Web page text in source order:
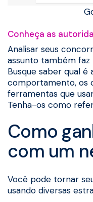
Conheça as
Analisar seus
assunto também
Busque saber qual é
comportamento, os
ferramentas que
Tenha-os como
Como
com um
Você pode tornar
usando diversas